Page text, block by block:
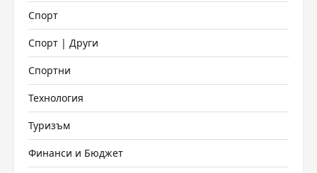
Спорт
Спорт | Други
Спортни
Технология
Туризъм
Финанси и Бюджет